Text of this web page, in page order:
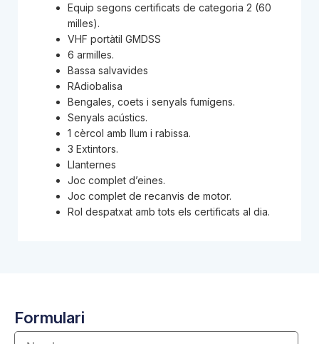
Equip segons certificats de categoria 2 (60
milles).
VHF portàtil GMDSS
6 armilles.
Bassa salvavides
RAdiobalisa
Bengales, coets i senyals fumígens.
Senyals acústics.
1 cèrcol amb llum i rabissa.
3 Extintors.
Llanternes
Joc complet d’eines.
Joc complet de recanvis de motor.
Rol despatxat amb tots els certificats al dia.
Formulari